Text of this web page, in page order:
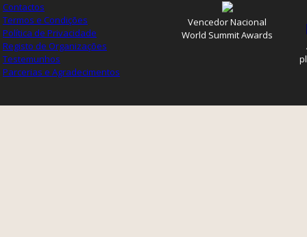
Contactos
Termos e Condições
Política de Privacidade
Registo de Organizações
Testemunhos
Parcerias e Agradecimentos
Vencedor Nacional
World Summit Awards